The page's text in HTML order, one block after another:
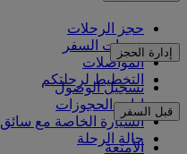
حجز الرحلات
خدمات السفر
المواصلات
التخطيط لرحلتكم
إدارة الحجز
تسجيل الوصول
إدارة الحجوزات
السيارة الخاصة مع سائق
حالة الرحلة
قبل السفر
الأمتعة